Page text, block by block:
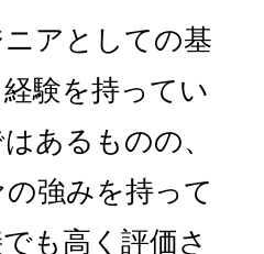
アとしての基
験を持ってい
あるものの、
強みを持って
も高く評価さ